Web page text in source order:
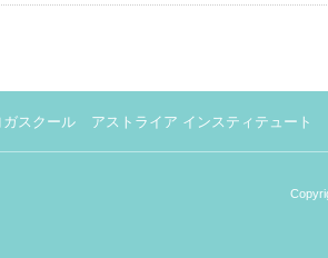
スクール アストライア インスティテュート